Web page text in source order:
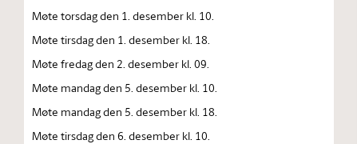
Møte torsdag den 1. desember kl. 10.
Møte tirsdag den 1. desember kl. 18.
Møte fredag den 2. desember kl. 09.
Møte mandag den 5. desember kl. 10.
Møte mandag den 5. desember kl. 18.
Møte tirsdag den 6. desember kl. 10.